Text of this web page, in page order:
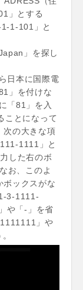
」とする
1-101」と
」を探し
日本に国際電
」を付けな
「81」を入
ことになって
次の大きな項
1111」と
した右のボ
お、このよ
ボックスがな
3-1111-
や「-」を省
」や